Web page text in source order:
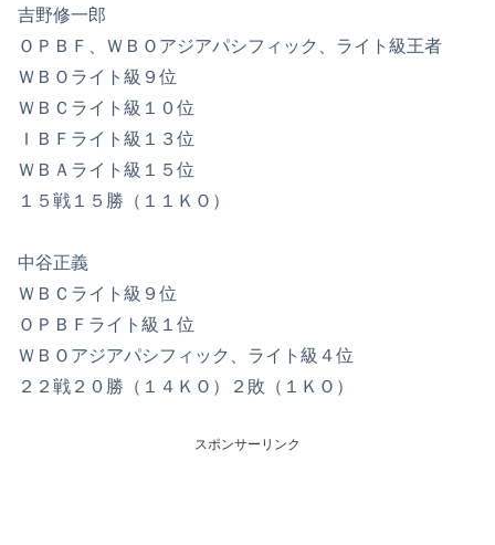
吉野修一郎
ＯＰＢＦ、ＷＢＯアジアパシフィック、ライト級王者
ＷＢＯライト級９位
ＷＢＣライト級１０位
ＩＢＦライト級１３位
ＷＢＡライト級１５位
１５戦１５勝（１１ＫＯ）
中谷正義
ＷＢＣライト級９位
ＯＰＢＦライト級１位
ＷＢＯアジアパシフィック、ライト級４位
２２戦２０勝（１４ＫＯ）２敗（１ＫＯ）
スポンサーリンク